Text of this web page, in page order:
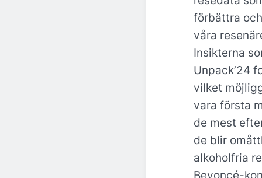
förbättra
våra
Insikterna
Unpack’24
vilket
vara första
de mest
de blir
alkoholfria
Beyoncé-